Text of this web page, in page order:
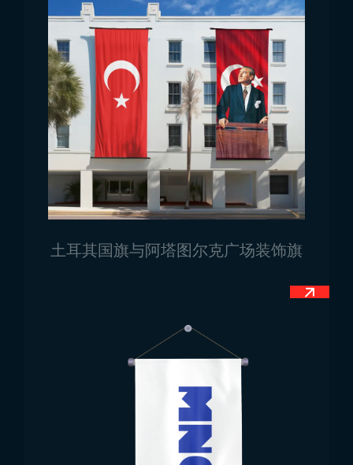
场、官方仪式及外交使馆等场合，也都会看到黎巴嫩国
所有
国家旗帜
模型及其他需求，请联系 Trend
Bayrak。
使用谷歌地图来访我们！
土耳其国旗与阿塔图尔克广场装饰旗